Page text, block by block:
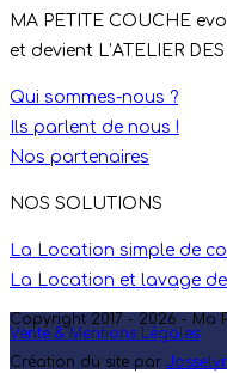
MA PETITE COUCHE
et devient L’ATELIER
Qui sommes-nous ?
Ils parlent de nous !
Nos partenaires
NOS SOLUTIONS
La Location simple de
La Location et lavage
Copyright 2017 - 2026 - Ma
Vente & Mentions Légales
Création du site par